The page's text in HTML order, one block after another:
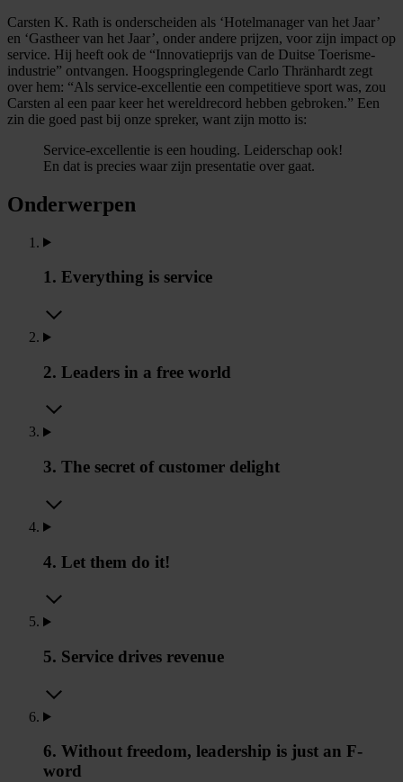
Carsten K. Rath is onderscheiden als ‘Hotelmanager van het Jaar’
en ‘Gastheer van het Jaar’, onder andere prijzen, voor zijn impact op
service. Hij heeft ook de “Innovatieprijs van de Duitse Toerisme-
industrie” ontvangen. Hoogspringlegende Carlo Thränhardt zegt
over hem: “Als service-excellentie een competitieve sport was, zou
Carsten al een paar keer het wereldrecord hebben gebroken.” Een
zin die goed past bij onze spreker, want zijn motto is:
Service-excellentie is een houding. Leiderschap ook!
En dat is precies waar zijn presentatie over gaat.
Onderwerpen
1. Everything is service
2. Leaders in a free world
3. The secret of customer delight
4. Let them do it!
5. Service drives revenue
6. Without freedom, leadership is just an F-
word